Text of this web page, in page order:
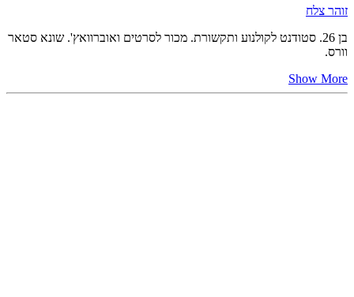
זוהר צלח
בן 26. סטודנט לקולנוע ותקשורת. מכור לסרטים ואוברוואץ'. שונא סטאר
וורס.
Show More